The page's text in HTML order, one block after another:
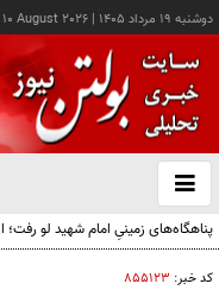
دوشنبه ۱۹ مرداد ۱۴۰۵ |
August 2026
باز
و
پناهگاه‌های زمینیِ امام شهید لو
کد خبر: ۸۵۵۱۲۳